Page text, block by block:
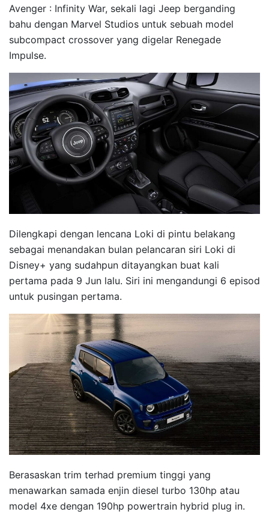
Avenger : Infinity War, sekali lagi Jeep berganding
bahu dengan Marvel Studios untuk sebuah model
subcompact crossover yang digelar Renegade
Impulse.
Dilengkapi dengan lencana Loki di pintu belakang
sebagai menandakan bulan pelancaran siri Loki di
Disney+ yang sudahpun ditayangkan buat kali
pertama pada 9 Jun lalu. Siri ini mengandungi 6 episod
untuk pusingan pertama.
Berasaskan trim terhad premium tinggi yang
menawarkan samada enjin diesel turbo 130hp atau
model 4xe dengan 190hp powertrain hybrid plug in.